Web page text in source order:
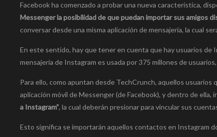
Facebook ha comenzado a probar una nueva característica,
Messenger la posibilidad de que puedan importar sus amigos
conversar desde una misma aplicación de mensajería, la cual
En este sentido, hay que tener en cuenta que hay usuarios de
mensajería de Instagram es usada por 375 millones de
Para ello, como apuntan desde TechCrunch, aquellos
aplicación móvil de Messenger (de Facebook), y dentro de ella,
a Instagram”, la cual deberán presionar para vincular sus
Esto significa se importarán aquellos contactos en Instagram